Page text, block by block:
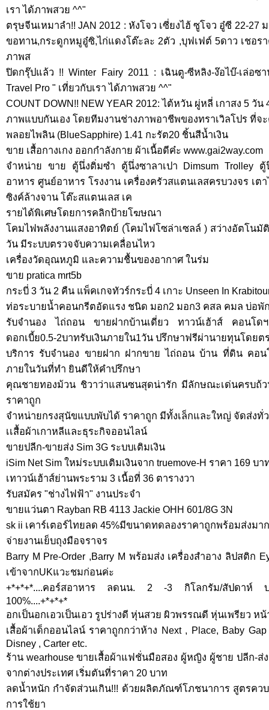
เรา ได้ภาพสวย ^^"
ตรุษจีนเหมาลำ!! JAN 2012 : หังโจว เซี่ยงไฮ้ ซูโจว อู๋ซี 22-27
ขอทาน,กระดูกหมูอู๋ซิ,ไก่แดงโต๊ะละ 2ตัว ,บุฟเฟต์ 5ดาว เชอรา
ภาพส
ปิดกรุ๊ปแล้ว !! Winter Fairy 2011 : เฉินตู-ซีหลิง-ง๊อไบ๊-เล่อ
Travel Pro " เที่ยวกับเรา ได้ภาพสวย ^^"
COUNT DOWN!! NEW YEAR 2012: ไต้หวัน ผู่หลี่ เกาสง 5 วั
ภาพแบบกันเอง โดยทีมงานช่างภาพอาชีพของทราเวิลโปร ที่
พลอยไพลิน (BlueSapphire) 1.41 กะรัต20 ชิ้นสีน้ำเงิน
ขาย เสื้อกางเกง ออกกําลังกาย ผ้าเนื้อดีค๋ะ www.gai2way.com
จำหน่าย ขาย ตู้นึ่งติ่มซำ ตู้นึ่งซาลาเปา Dimsum Trolley ตู้
อาหาร ศูนย์อาหาร โรงงาน เครื่องครัวสแตนเลสครบวงจร เ
ซิงค์ล้างจาน โต๊ะสแตนเลส เค
รายได้พิเศษโดยการคลิกป้ายโฆษณา
โคมไฟพลังงานแสงอาทิตย์ (โคมไฟโซล่าเซลล์ ) สว่างอัตโน
วัน มีระบบตรวจจับความเคลื่อนไหว
เครื่องวัดอุณหภูมิ และความชื้นของอากาศ ในร่ม
ขาย pratica mrt5b
กระบี่ 3 วัน 2 คืน แพ็คเกจทัวร์กระบี่ 4 เกาะ Unseen In
ท่อระบายน้ำคอนกรีตอัดแรง ชนิด มอก2 มอก3 คสล คมล บ่อพั
รับจำนอง ไถ่ถอน ขายฝากบ้านเดี่ยว ทาวน์เฮ้าส์ คอนโ
ดอกเบี้ย0.5-2บาทรับเงินภายใน1วัน ปรึกษาฟรีผ่านายทุนโดยต
บริการ รับจำนอง ขายฝาก ฝากขาย ไถ่ถอน บ้าน ที่ดิน คอน
ภายในวันที่ทำ ยินดีให้คำปรึกษา
คุณชายทองม้วน ชิวาว่าแสนซนสุดน่ารัก มีลักษณะเด่นครบถ้ว
ราคาถูก
จำหน่ายกรงสุนัขแบบพับได้ ราคาถูก มีทั้งเล็กและใหญ่ จัดส่งทั่
เเสื้อผ้าเกาหลีและธุระกิจออนไลน์
ขายปลีก-ขายส่ง Sim 3G ระบบเติมเงิน
iSim Net Sim ใหม่ระบบเติมเงินจาก truemove-H ราคา 169 บา
เทาวน์เฮ้าส์ย่านพระราม 3 เนื้อที่ 36 ตารางวา
รับสมัคร "ช่างไฟฟ้า" งานประจำ
ขายแว่นตา Rayban RB 4113 Jackie OHH 601/8G 3N
sk ii เคาร์เตอร์ไทยลด 45%มีขนาดทดลองราคาถูกพร้อมส่งมา
จ่ายงานเย็บถุงมือจราจร
Barry M Pre-Order ,Barry M พร้อมส่ง เครื่องสำอาง ลิปสติก
เข้าจากUKแวะชมก่อนค่ะ
+*+*+*....คอร์สอาหาร ลดนน. 2 -3 กิโลกรัม/สัปดาห์ บ
100%....+*+*+*
อกเป็นอกเอวเป็นเอว รูปร่างดี หุ่นสวย ผิวพรรณดี หุ่นเพรียว ห
เสื้อผ้าเด็กออนไลน์ ราคาถูกกว่าห้าง Next , Place, Baby
Disney , Carter etc.
ร้าน wearhouse ขายเสื้อผ้าแฟชั่นมือสอง ผู้หญิง ผู้ชาย ปลีก-ส่
จากต่างประเทศ เริ่มตันที่ราคา 20 บาท
ลดน้ำหนัก กำจัดส่วนเกิน!!! ด้วยผลิตภัณฑ์โภชนาการ สูตรคว
การใช้ยา